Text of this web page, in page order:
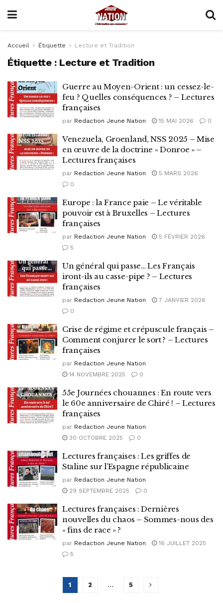
Accueil Étiquette Lecture et Tradition
Étiquette : Lecture et Tradition
Guerre au Moyen-Orient : un cessez-le-
feu ? Quelles conséquences ? – Lectures
françaises
par Redaction Jeune Nation 15 MAI 2026 0
Venezuela, Groenland, NSS 2025 – Mise
en œuvre de la doctrine « Donroe » –
Lectures françaises
par Redaction Jeune Nation
5 MARS 2026
0
Europe : la France paie – Le véritable
pouvoir est à Bruxelles – Lectures
françaises
par Redaction Jeune Nation
5 FÉVRIER 2026
5
Un général qui passe… Les Français
iront-ils au casse-pipe ? – Lectures
françaises
par Redaction Jeune Nation
7 JANVIER 2026
0
Crise de régime et crépuscule français –
Comment conjurer le sort ? – Lectures
françaises
par Redaction Jeune Nation
14 NOVEMBRE 2025
0
55e Journées chouannes : En route vers
le 60e anniversaire de Chiré ! – Lectures
françaises
par Redaction Jeune Nation
30 OCTOBRE 2025
0
Lectures françaises : Les griffes de
Staline sur l’Espagne républicaine
par Redaction Jeune Nation
29 SEPTEMBRE 2025
0
Lectures françaises : Dernières
nouvelles du chaos – Sommes-nous des
« fins de race » ?
par Redaction Jeune Nation
16 JUILLET 2025
5
1 2 … 5